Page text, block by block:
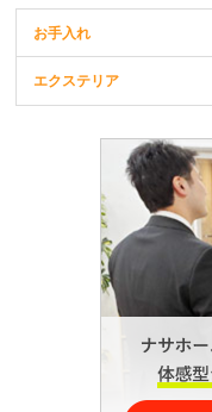
お手入れ
エクステリア